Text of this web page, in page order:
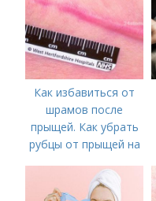
Как избавиться от
шрамов после
прыщей. Как убрать
рубцы от прыщей на